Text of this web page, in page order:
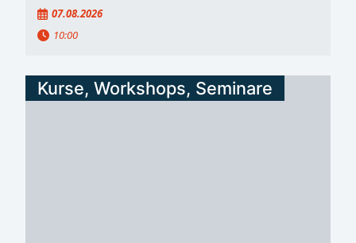
07.08.2026
10:00
Kurse, Workshops, Seminare